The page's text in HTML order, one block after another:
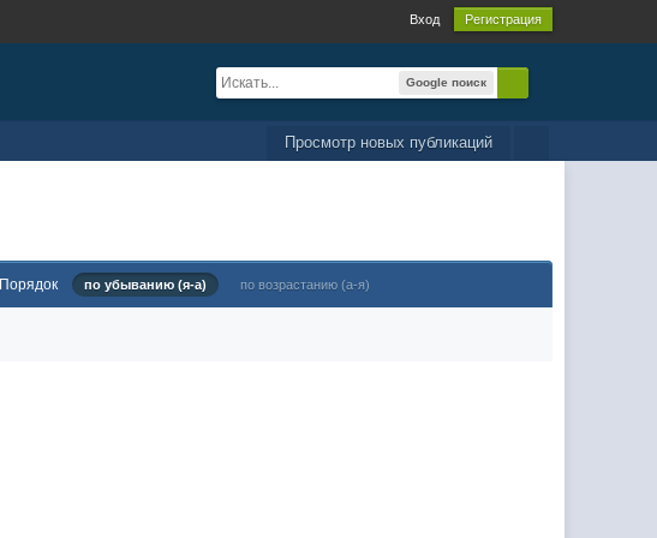
Вход Регистрация
Google поиск
Просмотр новых публикаций
Порядок по убыванию (я-а) по возрастанию (а-я)